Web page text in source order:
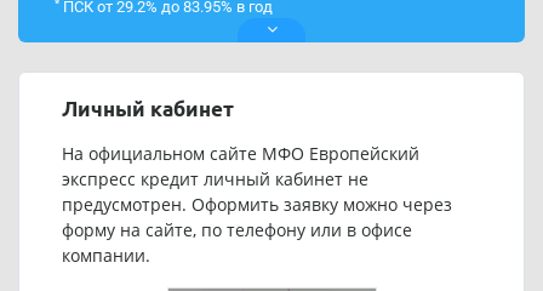
ПСК от 29.2% до 83.95% в год
Личный кабинет
На официальном сайте МФО Европейский
экспресс кредит личный кабинет не
предусмотрен. Оформить заявку можно через
форму на сайте, по телефону или в офисе
компании.